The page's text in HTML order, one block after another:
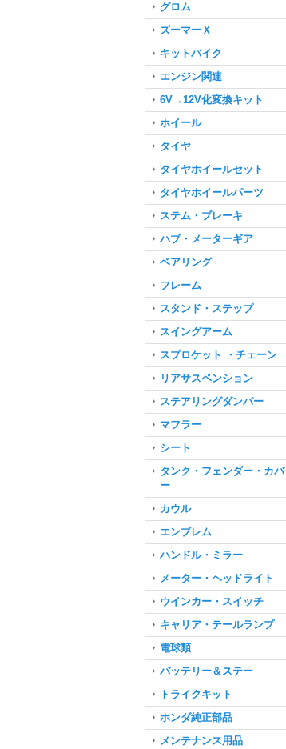
グロム
ズーマーＸ
キットバイク
エンジン関連
6V→12V化変換キット
ホイール
タイヤ
タイヤホイールセット
タイヤホイールパーツ
ステム・ブレーキ
ハブ・メーターギア
ベアリング
フレーム
スタンド・ステップ
スイングアーム
スプロケット ・チェーン
リアサスペンション
ステアリングダンパー
マフラー
シート
タンク・フェンダー・カバ
ー
カウル
エンブレム
ハンドル・ミラー
メーター・ヘッドライト
ウインカー・スイッチ
キャリア・テールランプ
電球類
バッテリー＆ステー
トライクキット
ホンダ純正部品
メンテナンス用品